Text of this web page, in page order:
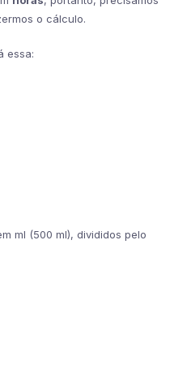
o cálculo.
essa:
ml (500 ml), divididos pelo